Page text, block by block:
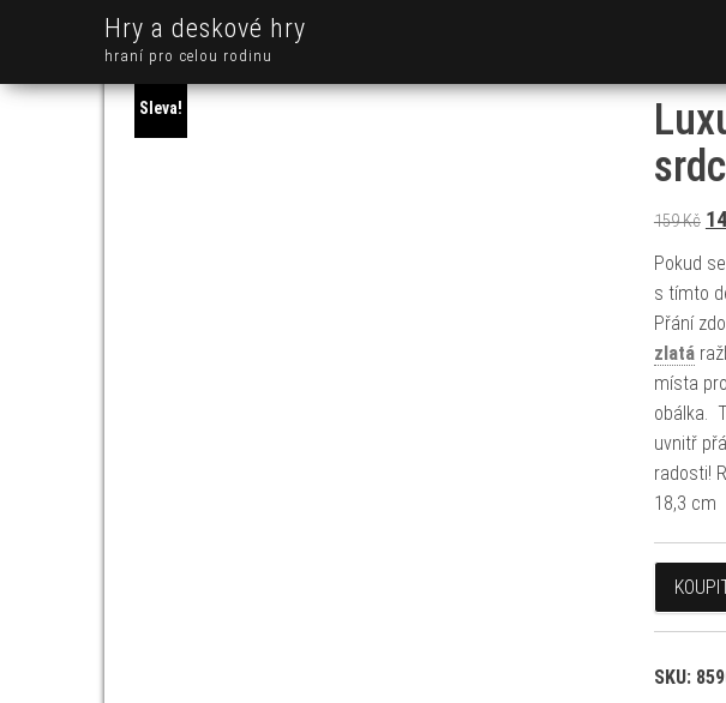
Hry a deskové hry
hraní pro celou rodinu
Sleva!
159Kč
Pokud
s tímto
Přání
zlatá
místa
obálka.
uvnitř
radosti!
18,3 cm
SKU: